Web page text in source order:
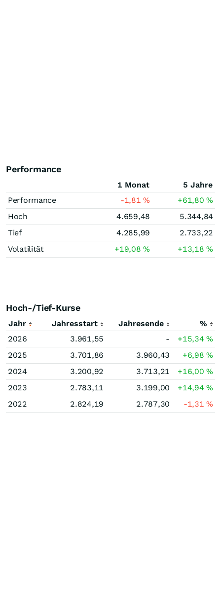
Performance
1 Monat
5 Jahre
Performance
-1,81% +61,80%
Hoch
4.659,48
5.344,84
Tief
4.285,99
2.733,22
Volatilität
+19,08% +13,18%
Hoch-/Tief-Kurse
Jahr Jahresstart Jahresende
%
2026
3.961,55 - +15,34%
2025
3.701,86 3.960,43 +6,98%
2024
3.200,92 3.713,21 +16,00%
2023
2.783,11 3.199,00 +14,94%
2022
2.824,19 2.787,30 -1,31%